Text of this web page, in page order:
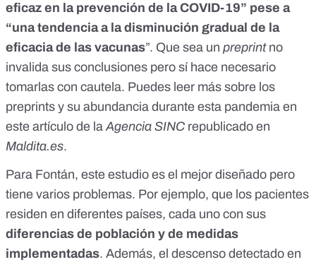
eficaz en la prevención de la COVID-19” pese a
“una tendencia a la disminución gradual de la
eficacia de las vacunas”. Que sea un preprint no
invalida sus conclusiones pero sí hace necesario
tomarlas con cautela. Puedes leer más sobre los
preprints y su abundancia durante esta pandemia en
este artículo de laAgencia SINC republicado en
Maldita.es.
Para Fontán, este estudio es el mejor diseñado pero
tiene varios problemas. Por ejemplo, que los pacientes
residen en diferentes países, cada uno con sus
diferencias de población y de medidas
implementadas. Además, el descenso detectado en